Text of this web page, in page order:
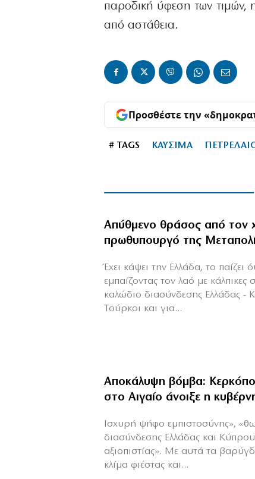
παροδική ύφεση των τιμών,
από αστάθεια.
Προσθέστε την
# TAGS ΚΑΥΣΙΜΑ
Απύθμενο θράσος από τον
πρωθυπουργό της
Έχει κάψει την Ελλάδα, το παίζει
εμπαίζοντας τον λαό με
καλώδιο διασύνδεσης Ελλάδας -
Τούρκοι και για...
Αποκάλυψη βόμβα:
στο Αιγαίο άνοιξε η
Ισχυρή ψήφο εμπιστοσύνης»,
διασύνδεσης Ελλάδας και
αξιοπιστίας». Με αυτά τα
κλίμα φιέστας και...